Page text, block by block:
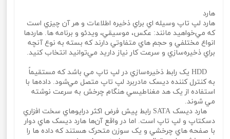
هارد
هارد لپ تاپ وسيله اي براي ذخيره اطلاعات و هر آن چيزي است
که مي‌خواهيد مانند: عکس، موسيقي، ويدئو و برنامه ها. هاردها
انواع مختلفي و حجم هاي متفاوتي دارند که بسته به نوع آنچه
براي ذخيره‌سازي و سرعت کار نياز داريد مي‌توانيد انتخاب کنيد.
HDD يک رابط ذخيره‌سازي در لپ تاپ مي باشد که مستقيماً
به کنترل کننده ديسک مادربرد لپ تاپ متصل مي‌شود. داده‌ها با
استفاده از يک هد مغناطيسي هنگام چرخش به سرعت نوشته
مي‌ شوند.
هارد ديسک SATA رابط پيش فرض اکثر درايوهاي سخت افزاري
دسکتاپ و لپ تاپ است. اما در واقع آن‌ها هارد ديسک‌ هاي دوار
با صفحه‌ هاي چرخشي و يک سوزن متحرک هستند که داده ها را